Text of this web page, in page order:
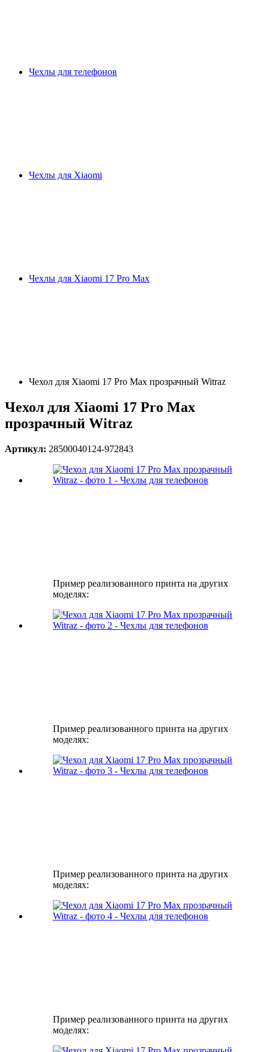
Чехлы для телефонов
Чехлы для Xiaomi
Чехлы для Xiaomi 17 Pro Max
Чехол для Xiaomi 17 Pro Max прозрачный Witraz
Чехол для Xiaomi 17 Pro Max
прозрачный Witraz
Артикул: 28500040124-972843
Пример реализованного принта на других
моделях:
Пример реализованного принта на других
моделях:
Пример реализованного принта на других
моделях:
Пример реализованного принта на других
моделях: